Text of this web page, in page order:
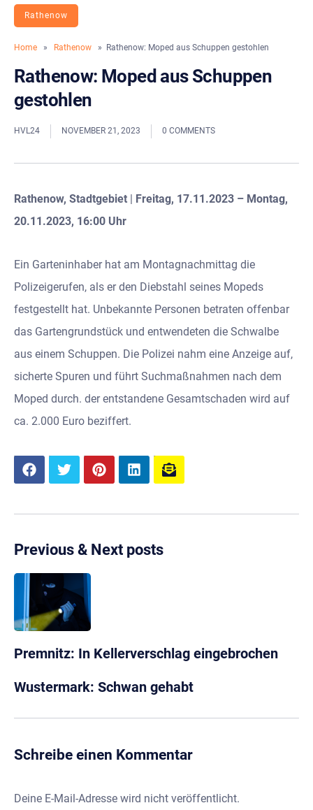
Rathenow
Home » Rathenow » Rathenow: Moped aus Schuppen gestohlen
Rathenow: Moped aus Schuppen
gestohlen
HVL24 NOVEMBER 21, 2023 0 COMMENTS
Rathenow, Stadtgebiet | Freitag, 17.11.2023 – Montag,
20.11.2023, 16:00 Uhr
Ein Garteninhaber hat am Montagnachmittag die
Polizeigerufen, als er den Diebstahl seines Mopeds
festgestellt hat. Unbekannte Personen betraten offenbar
das Gartengrundstück und entwendeten die Schwalbe
aus einem Schuppen. Die Polizei nahm eine Anzeige auf,
sicherte Spuren und führt Suchmaßnahmen nach dem
Moped durch. der entstandene Gesamtschaden wird auf
ca. 2.000 Euro beziffert.
Previous & Next posts
Premnitz: In Kellerverschlag eingebrochen
Wustermark: Schwan gehabt
Schreibe einen Kommentar
Deine E-Mail-Adresse wird nicht veröffentlicht.